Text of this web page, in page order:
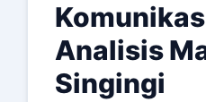
Analisis
Singingi